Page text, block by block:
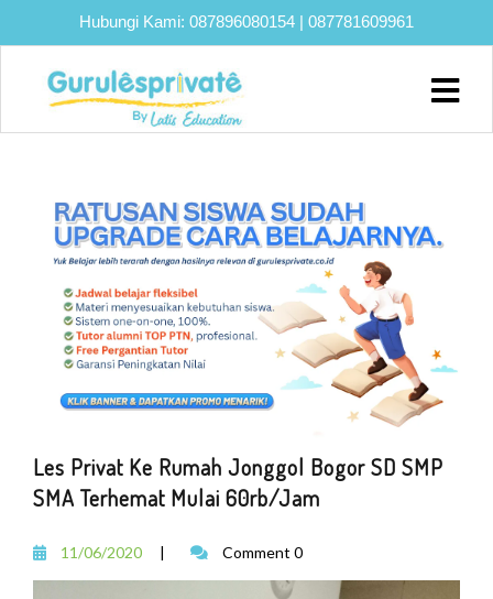
Hubungi Kami: 087896080154 | 087781609961
Home
Program
Bimbel
SNBT
Lainnya
Blog
Les Privat Ke Rumah Jonggol Bogor SD SMP
SMA Terhemat Mulai 60rb/Jam
11/06/2020 | Comment 0